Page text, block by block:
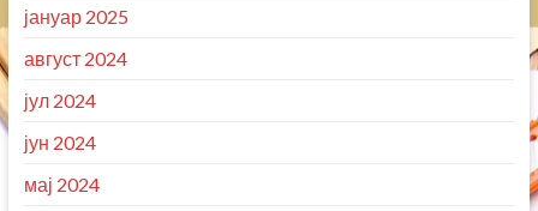
јануар 2025
август 2024
јул 2024
јун 2024
мај 2024